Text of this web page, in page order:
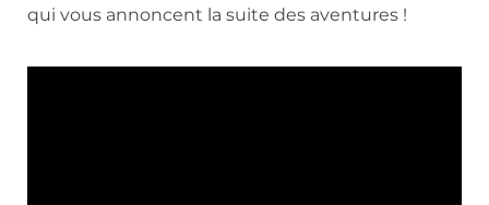
qui vous annoncent la suite des aventures !